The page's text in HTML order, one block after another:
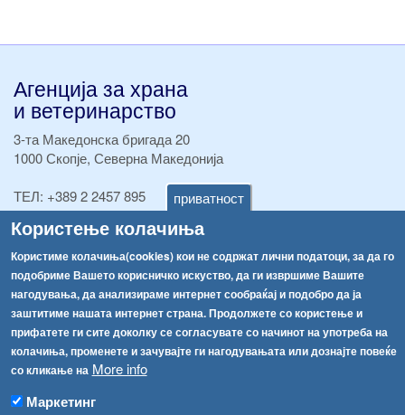
приватност
Користење колачиња
Користиме колачиња(cookies) кои не содржат лични податоци, за да го
подобриме Вашето корисничко искуство, да ги извршиме Вашите
нагодувања, да анализираме интернет сообраќај и подобро да ја
заштитиме нашата интернет страна. Продолжете со користење и
прифатете ги сите доколку се согласувате со начинот на употреба на
колачиња, променете и зачувајте ги нагодувањата или дознајте повеќе
со кликање на More info
Маркетинг
Агенција за храна
и ветеринарство
3-та Македонска бригада 20
1000 Скопје, Северна Македонија
ТЕЛ: +389 2 2457 895
ТЕЛ:+389 2 2457 873
Факс:+389 2 2457 893
Факс:+389 2 2457 871
info@fva.gov.mk
[АХВ-претходна страна]
Соопштенија
Република Бугарија ги засили официјалните контроли при увоз на свежо овошје и зеленчук
Високите температури ризик од труење со храна, опасни се и за животните
Навигација
Архива